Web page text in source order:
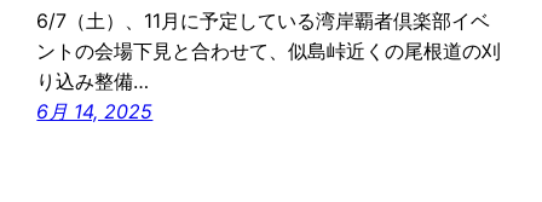
6/7（土）、11月に予定している湾岸覇者倶楽部イベ
ントの会場下見と合わせて、似島峠近くの尾根道の刈
り込み整備…
6月 14, 2025